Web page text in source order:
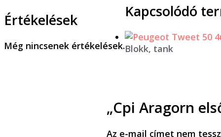
Értékelések
Még nincsenek értékelések.
„Cpi Aragorn
Az e-mail címet nem
Kapcsolódó
Blokk, tank